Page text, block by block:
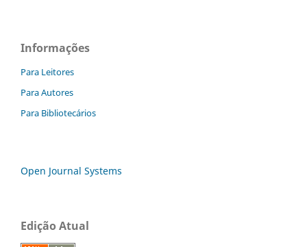
Informações
Para Leitores
Para Autores
Para Bibliotecários
Open Journal Systems
Edição Atual